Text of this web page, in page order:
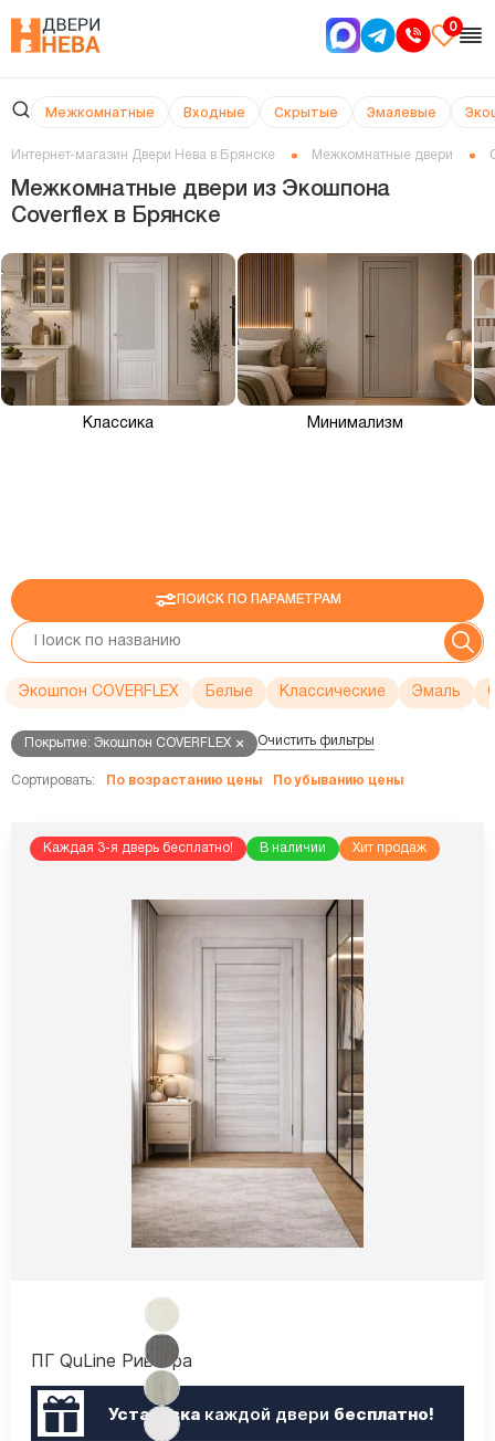
0
Межкомнатные Входные Скрытые Эмалевые
Интернет-магазин Двери Нева в Брянске Межкомнатные двери
Межкомнатные двери из Экошпона
Coverflex в Брянске
Классика Минимализм
ПОИСК ПО ПАРАМЕТРАМ
Экошпон COVERFLEX Белые Классические Эмаль
Покрытие: Экошпон COVERFLEX Очистить фильтры
Сортировать: По возрастанию цены По убыванию цены
Каждая 3-я дверь бесплатно! В наличии Хит продаж
ПГ QuLine Ривьера
Установкакаждой двери бесплатно!